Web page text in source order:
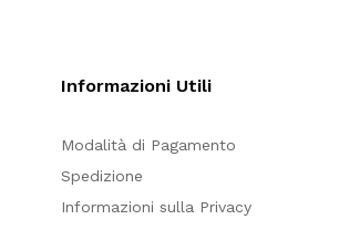
Informazioni Utili
Modalità di Pagamento
Spedizione
Informazioni sulla Privacy